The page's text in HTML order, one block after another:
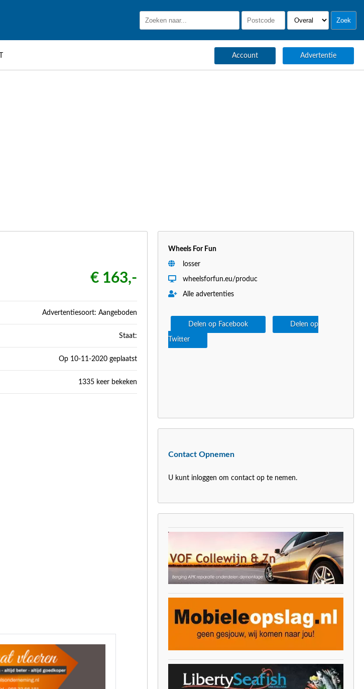
Account Advertentie
€ 163,-
Advertentiesoort: Aangeboden
Staat:
Op 10-11-2020 geplaatst
1335 keer bekeken
Wheels For Fun
losser
wheelsforfun.eu/produc
Alle advertenties
Delen op Facebook Delen op
Twitter
Contact Opnemen
U kunt inloggen om contact op te nemen.